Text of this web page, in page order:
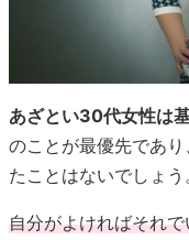
あざとい30代女性は
のことが最優先であ
たことはないでしょう
自分がよければそれ